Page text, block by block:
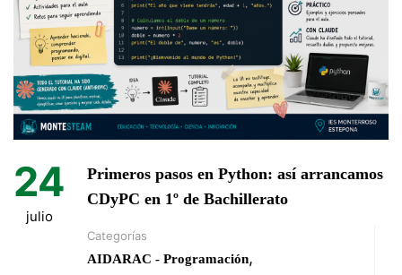
24
julio
Primeros pasos en Python: así arrancamos
CDyPC en 1º de Bachillerato
Categorías
AIDARAC - Programación,